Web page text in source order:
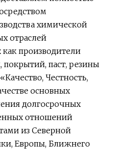
химической
отраслей
производители
покрытий, паст, резины
Честность,
основных
долгосрочных
отношений
из Северной
Европы, Ближнего